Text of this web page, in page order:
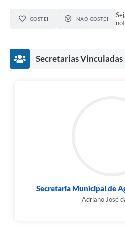
GOSTEI NÃO GOSTEI
Secretarias Vinculadas
Secretaria Municipal de
Adriano José